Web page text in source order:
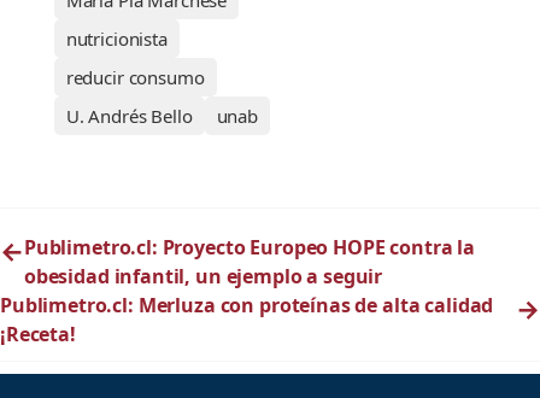
nutricionista
reducir consumo
U. Andrés Bello
unab
←Publimetro.cl: Proyecto Europeo HOPE contra la
obesidad infantil, un ejemplo a seguir
Publimetro.cl: Merluza con proteínas de alta calidad
¡Receta!
→